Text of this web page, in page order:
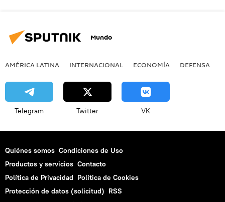
Mundo
AMÉRICA LATINA INTERNACIONAL ECONOMÍA DEFENSA
Telegram Twitter VK
Quiénes somos Condiciones de Uso
Productos y servicios Contacto
Política de Privacidad Politica de Cookies
Protección de datos (solicitud) RSS